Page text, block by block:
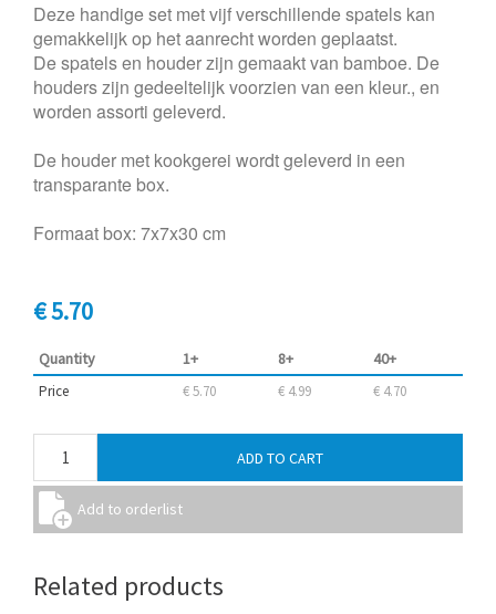
Deze handige set met vijf verschillende spatels kan
gemakkelijk op het aanrecht worden geplaatst.
De spatels en houder zijn gemaakt van bamboe. De
houders zijn gedeeltelijk voorzien van een kleur., en
worden assorti geleverd.
De houder met kookgerei wordt geleverd in een
transparante box.
Formaat box: 7x7x30 cm
€ 5.70
Quantity 1+ 8+ 40+
Price € 5.70 € 4.99 € 4.70
Related products